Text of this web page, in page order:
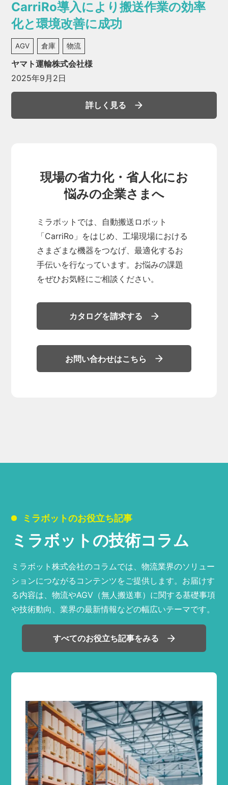
CarriRo導入により搬送作業の効率
化と環境改善に成功
AGV 倉庫 物流
ヤマト運輸株式会社様
2025年9月2日
詳しく見る
現場の省力化・省人化にお
悩みの企業さまへ
ミラボットでは、自動搬送ロボット
「CarriRo」をはじめ、工場現場における
さまざまな機器をつなげ、最適化するお
手伝いを行なっています。お悩みの課題
をぜひお気軽にご相談ください。
カタログを請求する
お問い合わせはこちら
ミラボットのお役立ち記事
ミラボットの技術コラム
ミラボット株式会社のコラムでは、物流業界のソリュー
ションにつながるコンテンツをご提供します。お届けす
る内容は、物流やAGV（無人搬送車）に関する基礎事項
や技術動向、業界の最新情報などの幅広いテーマです。
すべてのお役立ち記事をみる